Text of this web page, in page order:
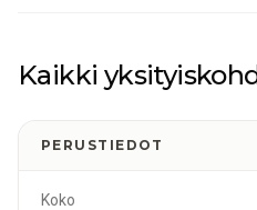
kalastusretket sekä
Kaikki
PERUSTIEDOT
Koko